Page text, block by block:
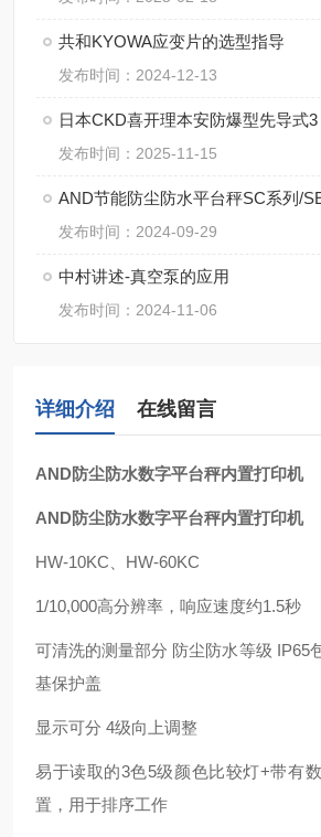
共和KYOWA应变片的选型指导
发布时间：2024-12-13
发布时间：2025-11-15
AND节能防尘防水平台秤SC系列/
发布时间：2024-09-29
中村讲述-真空泵的应用
发布时间：2024-11-06
详细介绍 在线留言
AND防尘防水数字平台秤内置打印机
AND防尘防水数字平台秤内置打印机
HW-10KC、HW-60KC
1/10,000高分辨率，响应速度约1.5秒
可清洗的测量部分 防尘防水等级 IP65
基保护盖
显示可分 4级向上调整
易于读取的3色5级颜色比较灯+带有
置，用于排序工作